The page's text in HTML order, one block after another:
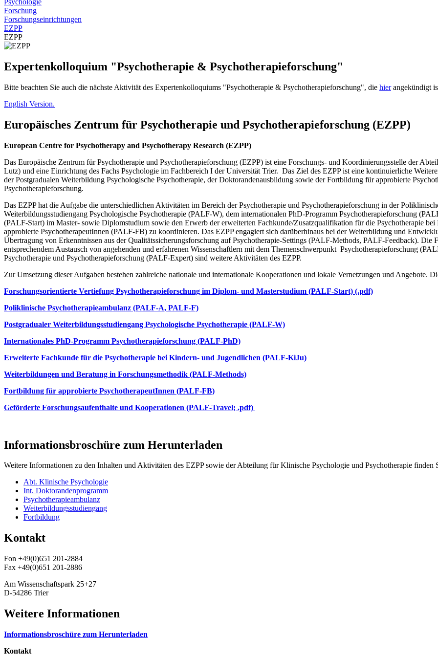
Psychologie
Forschung
Forschungseinrichtungen
EZPP
EZPP
Expertenkolloquium "Psychotherapie & Psychotherapieforschung"
Bitte beachten Sie auch die nächste Aktivität des Expertenkolloquiums "Psychotherapie & Psychotherapieforschung", die hierangekündigt
English Version.
Europäisches Zentrum für Psychotherapie und Psychotherapieforschung (EZPP)
European Centre for Psychotherapy and Psychotherapy Research (EZPP)
Das Europäische Zentrum für Psychotherapie und Psychotherapieforschung (EZPP) ist eine Forschungs- und Koordinierungsstelle der
Lutz) und eine Einrichtung des Fachs Psychologie im Fachbereich I der Universität Trier. Das Ziel des EZPP ist eine kontinuierliche
der Postgradualen Weiterbildung Psychologische Psychotherapie, der Doktorandenausbildung sowie der Fortbildung für approbierte
Psychotherapieforschung.
Das EZPP hat die Aufgabe die unterschiedlichen Aktivitäten im Bereich der Psychotherapie und Psychotherapieforschung in der
Weiterbildungsstudiengang Psychologische Psychotherapie (PALF-W), dem internationalen PhD-Programm Psychotherapieforschung
(PALF-Start) im Master- sowie Diplomstudium sowie den Erwerb der erweiterten Fachkunde/Zusatzqualifikation für die Psychotherapie
approbierte PsychotherapeutInnen (PALF-FB) zu koordinieren. Das EZPP engagiert sich darüberhinaus bei der Weiterbildung und
Übertragung von Erkenntnissen aus der Qualitätssicherungsforschung auf Psychotherapie-Settings (PALF-Methods, PALF-Feedback). Die
entsprechendem Austausch von angehenden und erfahrenen Wissenschaftlern mit dem Themenschwerpunkt Psychotherapieforschung
Psychotherapie und Psychotherapieforschung (PALF-Expert) sind weitere Aktivitäten des EZPP.
Zur Umsetzung dieser Aufgaben bestehen zahlreiche nationale und internationale Kooperationen und lokale Vernetzungen und Angebote.
Forschungsorientierte Vertiefung Psychotherapieforschung im Diplom- und Masterstudium (PALF-Start) (.pdf)
Poliklinische Psychotherapieambulanz (PALF-A, PALF-F)
Postgradualer Weiterbildungsstudiengang Psychologische Psychotherapie (PALF-W)
Internationales PhD-Programm Psychotherapieforschung (PALF-PhD)
Erweiterte Fachkunde für die Psychotherapie bei Kindern- und Jugendlichen (PALF-KiJu)
Weiterbildungen und Beratung in Forschungsmethodik (PALF-Methods)
Fortbildung für approbierte PsychotherapeutInnen (PALF-FB)
Geförderte Forschungsaufenthalte und Kooperationen (PALF-Travel; .pdf)
Informationsbroschüre zum Herunterladen
Weitere Informationen zu den Inhalten und Aktivitäten des EZPP sowie der Abteilung für Klinische Psychologie und Psychotherapie finden
Abt. Klinische Psychologie
Int. Doktorandenprogramm
Psychotherapieambulanz
Weiterbildungsstudiengang
Fortbildung
Kontakt
Fon +49(0)651 201-2884
Fax +49(0)651 201-2886
Am Wissenschaftspark 25+27
D-54286 Trier
Weitere Informationen
Informationsbroschüre zum Herunterladen
Kontakt